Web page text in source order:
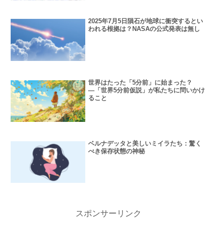
2025年7月5日隕石が地球に衝突するとい
われる根拠は？NASAの公式発表は無し
世界はたった「5分前」に始まった？
―「世界5分前仮説」が私たちに問いかけ
ること
ベルナデッタと美しいミイラたち：驚く
べき保存状態の神秘
スポンサーリンク